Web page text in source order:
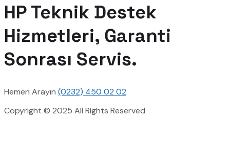
HP Teknik Destek
Hizmetleri, Garanti
Sonrası Servis.
Hemen Arayın (0232) 450 02 02
Copyright © 2025 All Rights Reserved